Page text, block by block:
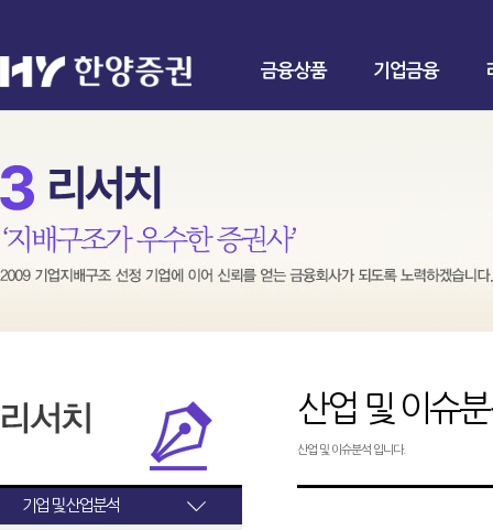
금융상품 기업금융
기업 및 산업분석
산업 및 이슈
산업 및 이슈분석 입니다.